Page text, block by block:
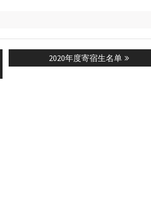
Next
post:
2020年度寄宿生名单